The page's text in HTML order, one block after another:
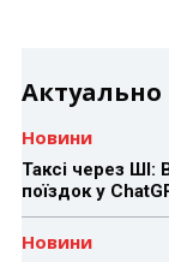
Актуально
Новини
Таксі через ШІ:
поїздок у
Новини